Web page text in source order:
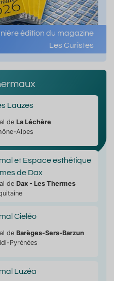
édition du magazine
Les Curistes
Lauzes
de La Léchère
Alpes
et Espace esthétique
de Dax
de Dax - Les Thermes
Cieléo
de Barèges-Sers-Barzun
Pyrénées
Luzéa